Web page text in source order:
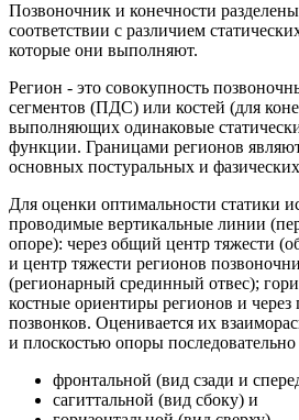
Позвоночник и конечности
соответствии с различием
которые они выполняют.
Регион - это совокупность
сегментов (ПДС) или костей (для
выполняющих одинаковые
функции. Границами регионов
основных постуральных и
Для оценки оптимальности статики
проводимые вертикальные линии
опоре): через общий центр тяжести
и центр тяжести регионов
(регионарный срединный отвес);
костные ориентиры регионов и через
позвонков. Оценивается их
и плоскостью опоры последовательно
фронтальной (вид сзади и
сагиттальной (вид сбоку) и